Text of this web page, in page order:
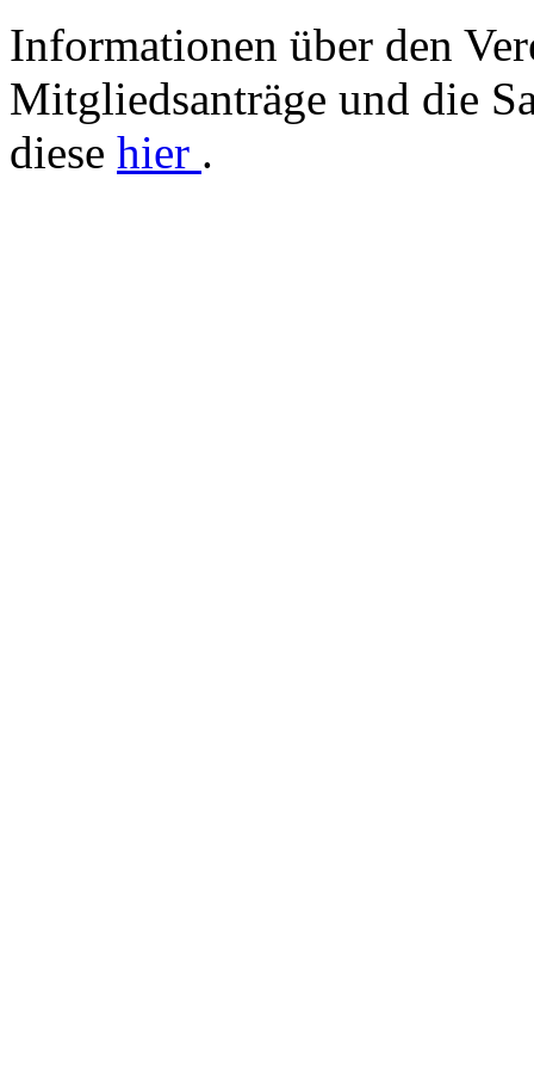
Informationen über den
Mitgliedsanträge und die
diese hier .